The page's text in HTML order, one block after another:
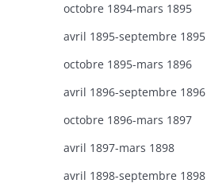
octobre 1894-mars 1895
avril 1895-septembre 1895
octobre 1895-mars 1896
avril 1896-septembre 1896
octobre 1896-mars 1897
avril 1897-mars 1898
avril 1898-septembre 1898